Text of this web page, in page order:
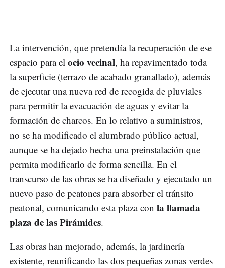
La intervención, que pretendía la recuperación de ese
espacio para el ocio vecinal, ha repavimentado toda
la superficie (terrazo de acabado granallado), además
de ejecutar una nueva red de recogida de pluviales
para permitir la evacuación de aguas y evitar la
formación de charcos. En lo relativo a suministros,
no se ha modificado el alumbrado público actual,
aunque se ha dejado hecha una preinstalación que
permita modificarlo de forma sencilla. En el
transcurso de las obras se ha diseñado y ejecutado un
nuevo paso de peatones para absorber el tránsito
peatonal, comunicando esta plaza con la llamada
plaza de las Pirámides.
Las obras han mejorado, además, la jardinería
existente, reunificando las dos pequeñas zonas verdes